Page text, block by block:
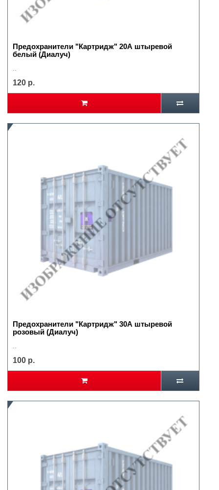
Предохранители "Картридж" 20А штыревой
белый (Диалуч)
120 р.
Предохранители "Картридж" 30А штыревой
розовый (Диалуч)
100 р.